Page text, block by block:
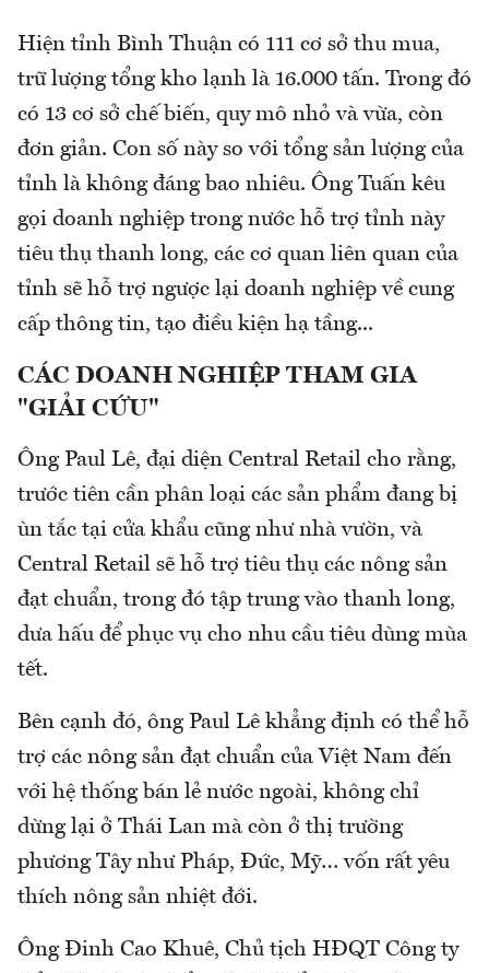
Hiện tỉnh Bình Thuận có 111 cơ sở thu mua,
trữ lượng tổng kho lạnh là 16.000 tấn. Trong đó
có 13 cơ sở chế biến, quy mô nhỏ và vừa, còn
đơn giản. Con số này so với tổng sản lượng của
tỉnh là không đáng bao nhiêu. Ông Tuấn kêu
gọi doanh nghiệp trong nước hỗ trợ tỉnh này
tiêu thụ thanh long, các cơ quan liên quan của
tỉnh sẽ hỗ trợ ngược lại doanh nghiệp về cung
cấp thông tin, tạo điều kiện hạ tầng...
CÁC DOANH NGHIỆP THAM GIA
"GIẢI CỨU"
Ông Paul Lê, đại diện Central Retail cho rằng,
trước tiên cần phân loại các sản phẩm đang bị
ùn tắc tại cửa khẩu cũng như nhà vườn, và
Central Retail sẽ hỗ trợ tiêu thụ các nông sản
đạt chuẩn, trong đó tập trung vào thanh long,
dưa hấu để phục vụ cho nhu cầu tiêu dùng mùa
tết.
Bên cạnh đó, ông Paul Lê khẳng định có thể hỗ
trợ các nông sản đạt chuẩn của Việt Nam đến
với hệ thống bán lẻ nước ngoài, không chỉ
dừng lại ở Thái Lan mà còn ở thị trường
phương Tây như Pháp, Đức, Mỹ… vốn rất yêu
thích nông sản nhiệt đới.
Ông Đinh Cao Khuê, Chủ tịch HĐQT Công ty